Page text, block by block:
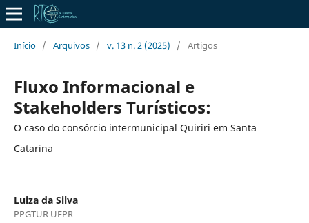
Início / Arquivos / v. 13 n. 2 (2025) / Artigos
Fluxo Informacional e
Stakeholders Turísticos:
O caso do consórcio intermunicipal Quiriri em Santa
Catarina
Luiza da Silva
PPGTUR UFPR